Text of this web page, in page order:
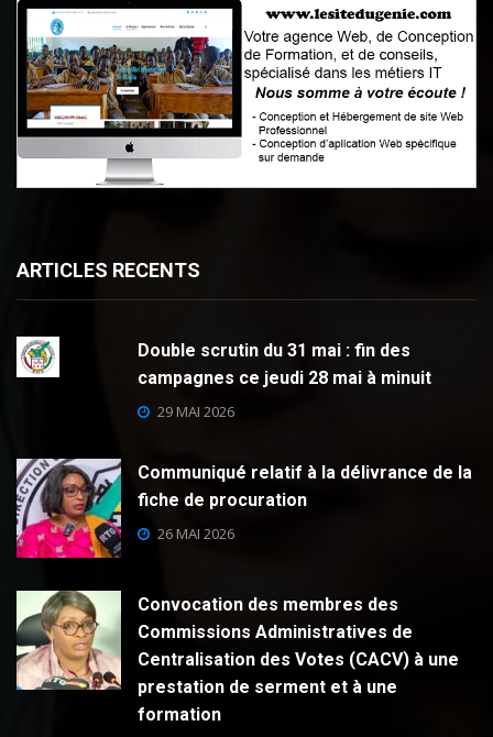
ARTICLES RECENTS
Double scrutin du 31 mai : fin des
campagnes ce jeudi 28 mai à minuit
29 MAI 2026
Communiqué relatif à la délivrance de la
fiche de procuration
26 MAI 2026
Convocation des membres des
Commissions Administratives de
Centralisation des Votes (CACV) à une
prestation de serment et à une
formation